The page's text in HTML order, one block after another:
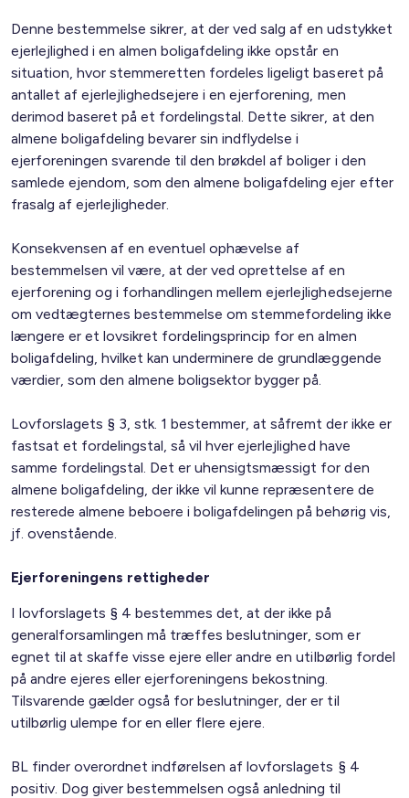
Denne bestemmelse sikrer, at der ved salg af en udstykket
ejerlejlighed i en almen boligafdeling ikke opstår en
situation, hvor stemmeretten fordeles ligeligt baseret på
antallet af ejerlejlighedsejere i en ejerforening, men
derimod baseret på et fordelingstal. Dette sikrer, at den
almene boligafdeling bevarer sin indflydelse i
ejerforeningen svarende til den brøkdel af boliger i den
samlede ejendom, som den almene boligafdeling ejer efter
frasalg af ejerlejligheder.
Konsekvensen af en eventuel ophævelse af
bestemmelsen vil være, at der ved oprettelse af en
ejerforening og i forhandlingen mellem ejerlejlighedsejerne
om vedtægternes bestemmelse om stemmefordeling ikke
længere er et lovsikret fordelingsprincip for en almen
boligafdeling, hvilket kan underminere de grundlæggende
værdier, som den almene boligsektor bygger på.
Lovforslagets § 3, stk. 1 bestemmer, at såfremt der ikke er
fastsat et fordelingstal, så vil hver ejerlejlighed have
samme fordelingstal. Det er uhensigtsmæssigt for den
almene boligafdeling, der ikke vil kunne repræsentere de
resterede almene beboere i boligafdelingen på behørig vis,
jf. ovenstående.
Ejerforeningens rettigheder
I lovforslagets § 4 bestemmes det, at der ikke på
generalforsamlingen må træffes beslutninger, som er
egnet til at skaffe visse ejere eller andre en utilbørlig fordel
på andre ejeres eller ejerforeningens bekostning.
Tilsvarende gælder også for beslutninger, der er til
utilbørlig ulempe for en eller flere ejere.
BL finder overordnet indførelsen af lovforslagets § 4
positiv. Dog giver bestemmelsen også anledning til